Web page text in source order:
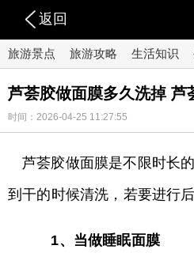
返回
旅游景点 旅游攻略 生活知识
芦荟胶做面膜多久洗掉 芦
时间：2026-04-25 11:27:55
芦荟胶做面膜是不限时长
到干的时候清洗，若要进行
1、当做睡眠面膜